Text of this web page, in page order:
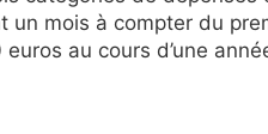
un mois à compter du
au cours d’une